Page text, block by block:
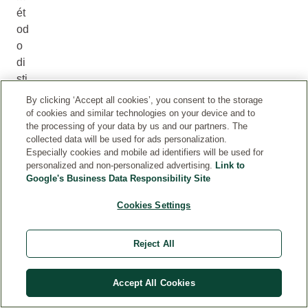
ét
od
o
di
sti
de
as
By clicking ‘Accept all cookies’, you consent to the storage
of cookies and similar technologies on your device and to
the processing of your data by us and our partners. The
collected data will be used for ads personalization.
Especially cookies and mobile ad identifiers will be used for
personalized and non-personalized advertising. Link to
Google's Business Data Responsibility Site
Cookies Settings
Reject All
Accept All Cookies